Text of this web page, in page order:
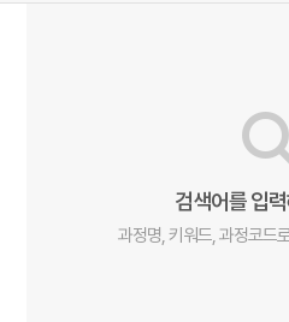
검색어를 입
과정명, 키워드, 과정코드